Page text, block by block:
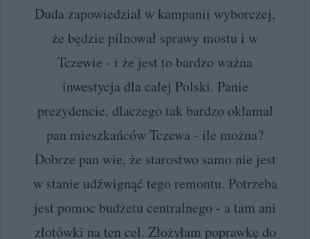
Duda zapowiedział w kampanii wyborczej,
że będzie pilnował sprawy mostu i w
Tczewie - i że jest to bardzo ważna
inwestycja dla całej Polski. Panie
prezydencie, dlaczego tak bardzo okłamał
pan mieszkańców Tczewa - ile można?
Dobrze pan wie, że starostwo samo nie jest
w stanie udźwignąć tego remontu. Potrzeba
jest pomoc budżetu centralnego - a tam ani
złotówki na ten cel. Złożyłam poprawkę do